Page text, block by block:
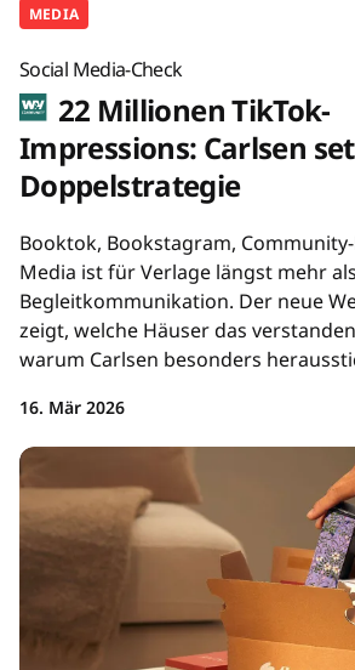
MEDIA
Social Media-Check
22 Millionen TikTok-
Impressions: Carlsen
Doppelstrategie
Booktok, Bookstagram, Community-
Media ist für Verlage längst mehr als
Begleitkommunikation. Der neue
zeigt, welche Häuser das
warum Carlsen besonders
16. Mär 2026